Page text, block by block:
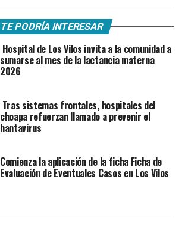
TE PODRÍA INTERESAR
Hospital de Los Vilos invita a la comunidad a
sumarse al mes de la lactancia materna
2026
Tras sistemas frontales, hospitales del
choapa refuerzan llamado a prevenir el
hantavirus
Comienza la aplicación de la ficha Ficha de
Evaluación de Eventuales Casos en Los Vilos